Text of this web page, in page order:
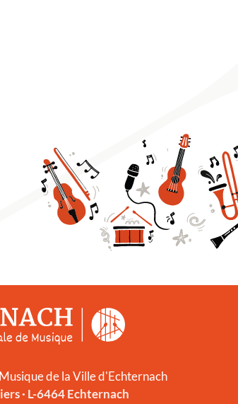
de la Ville d'Echternach
· L-6464 Echternach